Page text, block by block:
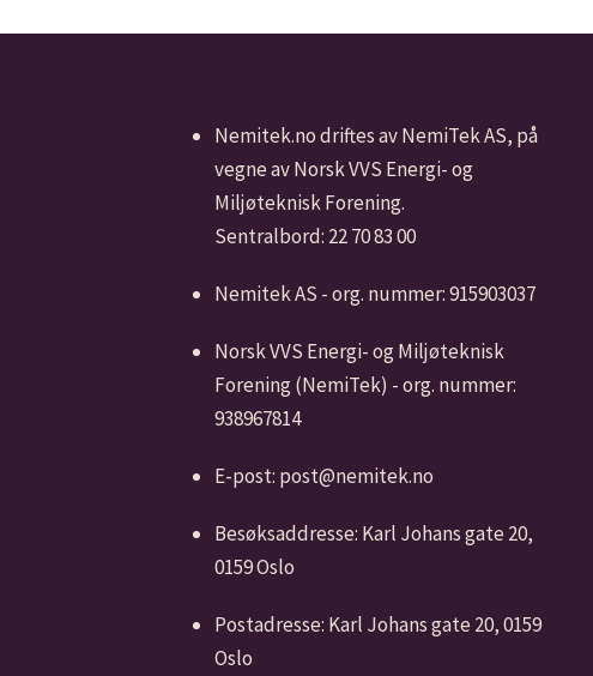
Nemitek.no driftes av NemiTek AS, på
vegne av Norsk VVS Energi- og
Miljøteknisk Forening.
Sentralbord: 22 70 83 00
Nemitek AS - org. nummer: 915903037
Norsk VVS Energi- og Miljøteknisk
Forening (NemiTek) - org. nummer:
938967814
E-post: post@nemitek.no
Besøksaddresse: Karl Johans gate 20,
0159 Oslo
Postadresse: Karl Johans gate 20, 0159
Oslo